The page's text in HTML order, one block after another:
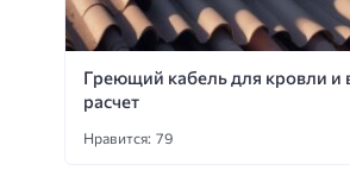
Греющий кабель для кровли и
расчет
Нравится: 79